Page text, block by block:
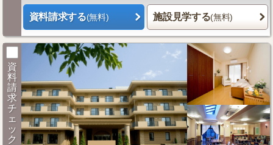
資料請求する(無料) 施設見学する(無料)
資
料
請
求
チ
ェ
ッ
ク